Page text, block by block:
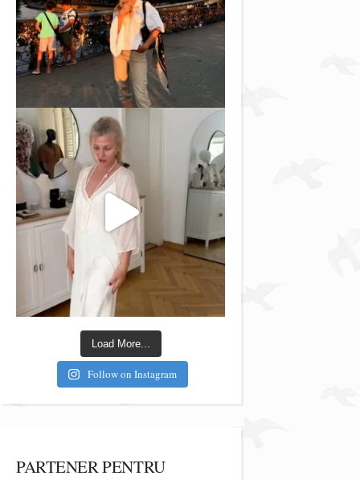
Load More...
Follow on Instagram
PARTENER PENTRU